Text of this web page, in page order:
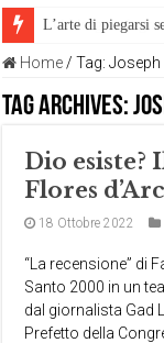
L’arte di piegarsi
Home / Tag:Joseph
Tag Archives:
Dio esiste?
Flores
18 Ottobre 2022
“La recensione” di
Santo 2000 in un
dal giornalista Gad
Prefetto della